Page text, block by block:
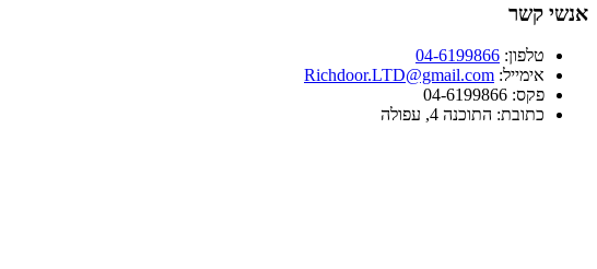
אנשי קשר
טלפון: 04-6199866
אימייל: Richdoor.LTD@gmail.com
פקס: 04-6199866
כתובת: התוכנה 4, עפולה